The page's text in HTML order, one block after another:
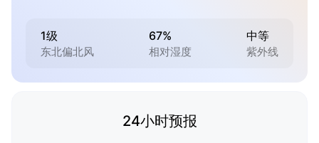
1级
东北偏北风
67%
相对湿度
中等
紫外线
24小时预报